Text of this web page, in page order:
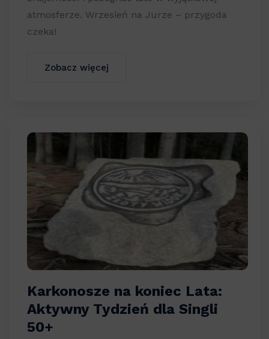
atmosferze. Wrzesień na Jurze – przygoda
czeka!
Zobacz więcej
Karkonosze na koniec Lata:
Aktywny Tydzień dla Singli
50+